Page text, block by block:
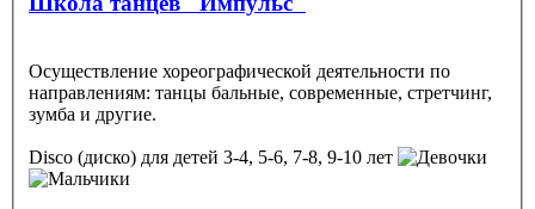
Осуществление хореографической деятельности по
направлениям: танцы бальные, современные, стретчинг,
зумба и другие.
Disco (диско) для детей 3-4, 5-6, 7-8, 9-10 лет